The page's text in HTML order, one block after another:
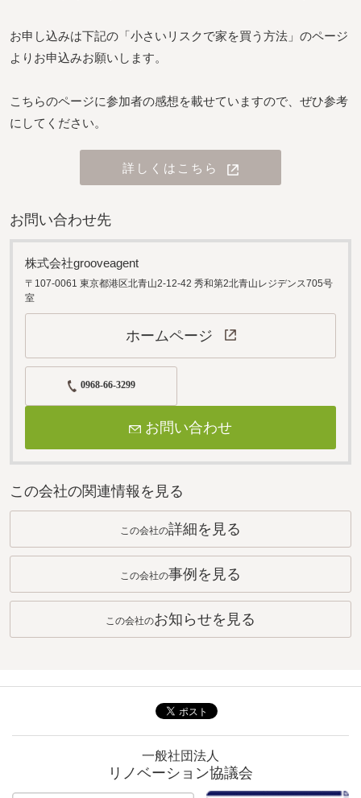
お申し込みは下記の「小さいリスクで家を買う方法」のページ
よりお申込みお願いします。
こちらのページに参加者の感想を載せていますので、ぜひ参考
にしてください。
詳しくはこちら
お問い合わせ先
株式会社grooveagent
〒107-0061 東京都港区北青山2-12-42 秀和第2北青山レジデンス705号
室
ホームページ
0968-66-3299
お問い合わせ
この会社の関連情報を見る
この会社の詳細を見る
この会社の事例を見る
この会社のお知らせを見る
一般社団法人
リノベーション協議会